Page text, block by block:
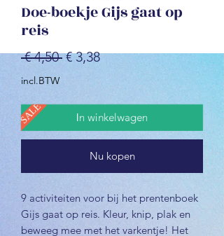
Doe-boekje Gijs gaat op
reis
€ 4,50 Normale
€ 3,38Verkoopprijs
incl.BTW
In winkelwagen
SALE
Nu kopen
9 activiteiten voor bij het prentenboek
Gijs gaat op reis. Kleur, knip, plak en
beweeg mee met het varkentje! Het